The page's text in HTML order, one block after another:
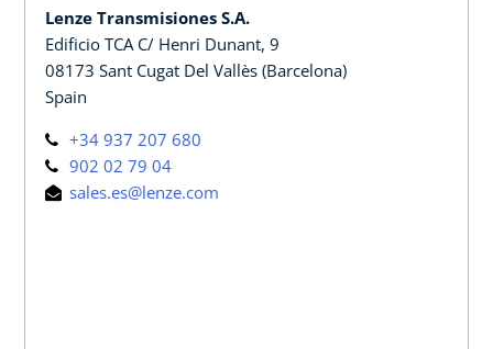
Lenze Transmisiones S.A.
Edificio TCA C/ Henri Dunant, 9
08173 Sant Cugat Del Vallès (Barcelona)
Spain
+34 937 207 680
902 02 79 04
sales.es@lenze.com